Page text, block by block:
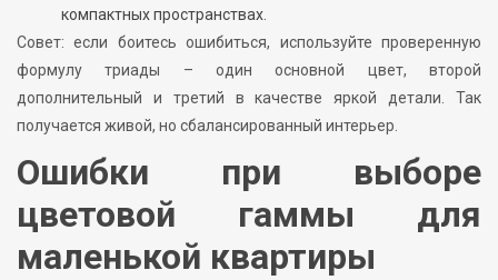
компактных пространствах.
Совет: если боитесь ошибиться, используйте проверенную
формулу триады – один основной цвет, второй
дополнительный и третий в качестве яркой детали. Так
получается живой, но сбалансированный интерьер.
Ошибки при выборе
цветовой гаммы для
маленькой квартиры